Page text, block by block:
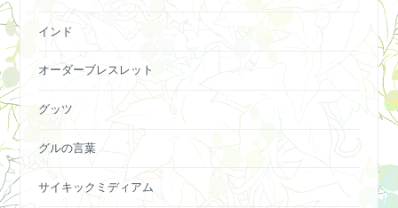
インド
オーダーブレスレット
グッツ
グルの言葉
サイキックミディアム